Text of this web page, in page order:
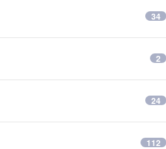
34
2
24
112